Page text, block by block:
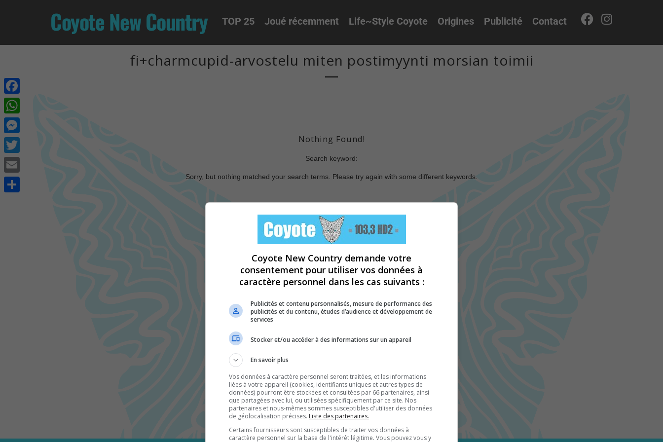
Coyote New Country TOP 25 Joué récemment Life~Style Coyote Origines Publicité Contact
fi+charmcupid-arvostelu miten postimyynti morsian toimii
Nothing Found!
Search keyword:
Sorry, but nothing matched your search terms. Please try again with some different keywords.
Facebook
WhatsApp
Messenger
Twitter
Email
Coyote New Country demande votre
consentement pour utiliser vos données à
caractère personnel dans les cas suivants :
Publicités et contenu personnalisés, mesure de performance des
publicités et du contenu, études d’audience et développement de
services
Stocker et/ou accéder à des informations sur un appareil
En savoir plus
Vos données à caractère personnel seront traitées, et les informations
liées à votre appareil (cookies, identifiants uniques et autres types de
données) pourront être stockées et consultées par 66 partenaires, ainsi
que partagées avec lui, ou utilisées spécifiquement par ce site. Nos
partenaires et nous-mêmes sommes susceptibles d'utiliser des données
de géolocalisation précises. Liste des partenaires.
Certains fournisseurs sont susceptibles de traiter vos données à
caractère personnel sur la base de l'intérêt légitime. Vous pouvez vous y